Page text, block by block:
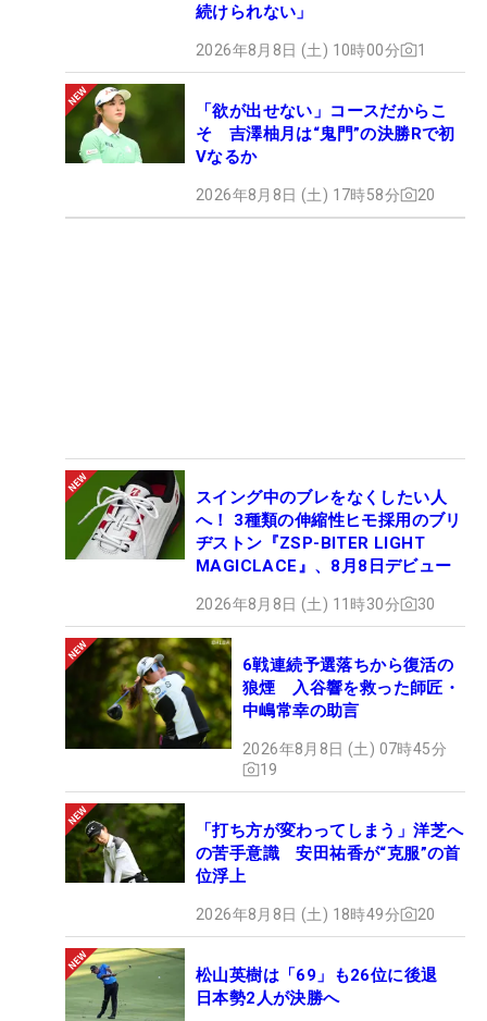
続けられない」
2026年8月8日 (土) 10時00分 1
「欲が出せない」コースだからこ
そ 吉澤柚月は“鬼門”の決勝Rで初
Vなるか
2026年8月8日 (土) 17時58分 20
スイング中のブレをなくしたい人
へ！ 3種類の伸縮性ヒモ採用のブリ
ヂストン『ZSP-BITER LIGHT
MAGICLACE』、8月8日デビュー
2026年8月8日 (土) 11時30分 30
6戦連続予選落ちから復活の
狼煙 入谷響を救った師匠・
中嶋常幸の助言
2026年8月8日 (土) 07時45分
19
「打ち方が変わってしまう」洋芝へ
の苦手意識 安田祐香が“克服”の首
位浮上
2026年8月8日 (土) 18時49分 20
松山英樹は「69」も26位に後退
日本勢2人が決勝へ